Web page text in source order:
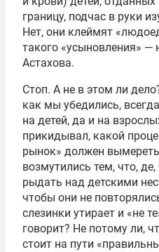
границу, подчас в руки
Нет, они клеймят
такого «усыновления» —
Астахова.
Стоп. А не в этом ли
как мы убедились,
на детей, да и на
прикидывал, какой
рынок» должен
возмутились тем, что,
рыдать над детскими
чтобы они не
слезинки утирает и «не
говорит? Не потому ли,
стоит на пути